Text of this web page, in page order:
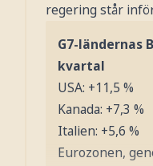
regering står
G7-ländernas
kvartal
USA: +11,5 %
Kanada: +7,3 %
Italien: +5,6 %
Eurozonen,